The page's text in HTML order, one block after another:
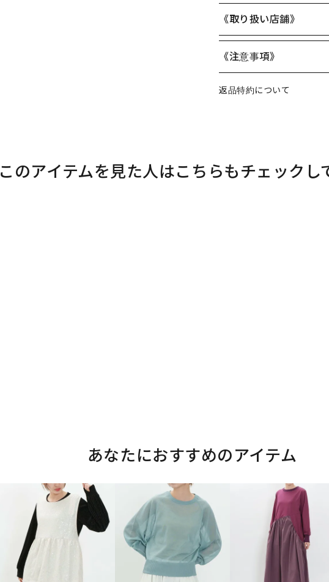
《取り扱い店舗》
《注意事項》
返品特約について
このアイテムを見た人はこちらもチェックし
あなたにおすすめのアイテム